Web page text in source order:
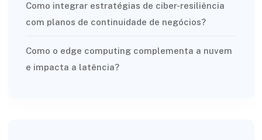
Como integrar estratégias de ciber-resiliência
com planos de continuidade de negócios?
Como o edge computing complementa a nuvem
e impacta a latência?